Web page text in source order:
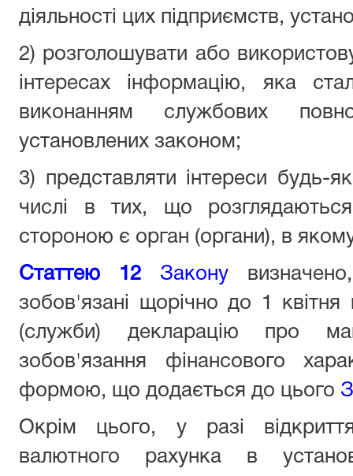
діяльності цих підприємств,
2) розголошувати або
інтересах інформацію, яка
виконанням службових
установлених законом;
3) представляти інтереси будь-
числі в тих, що
стороною є орган (органи), в
Статтею 12Закону
зобов'язані щорічно до 1
(служби) декларацію про
зобов'язання фінансового
формою, що додається до цього
Окрім цього, у разі
валютного рахунка в